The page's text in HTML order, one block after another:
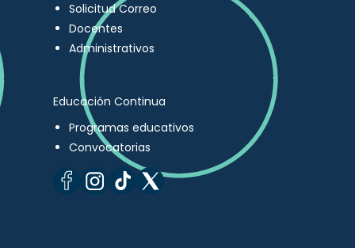
Solicitud Correo
Docentes
Administrativos
Educación Continua
Programas educativos
Convocatorias